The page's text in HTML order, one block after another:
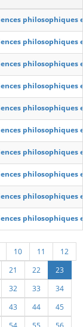
philosophiques
philosophiques
philosophiques
philosophiques
philosophiques
philosophiques
philosophiques
philosophiques
philosophiques
philosophiques
10 11
12
21 22
23
32 33
34
43 44
45